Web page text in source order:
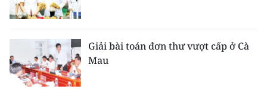
Giải bài toán đơn thư vượt cấp ở Cà
Mau